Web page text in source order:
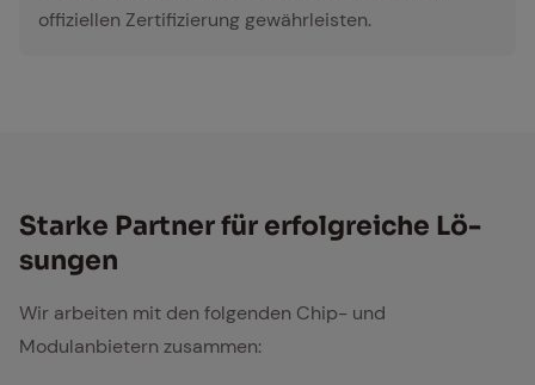
offiziellen Zertifizierung gewährleisten.
Star­ke Part­ner für er­folg­rei­che Lö­
sun­gen
Wir arbeiten mit den folgenden Chip- und
Modulanbietern zusammen: